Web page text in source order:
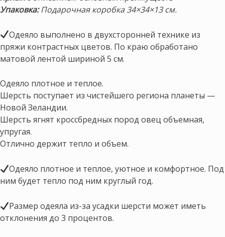
Упаковка:Подарочная коробка 34×34×13 см.
Одеяло выполнено в двухсторонней технике из
пряжи контрастных цветов. По краю обработано
матовой лентой шириной 5 см.
Одеяло плотное и теплое.
Шерсть поступает из чистейшего региона планеты —
Новой Зеландии.
Шерсть ягнят кроссбредных пород овец объемная,
упругая.
Отлично держит тепло и объем.
Одеяло плотное и теплое, уютное и комфортное. Под
ним будет тепло под ним круглый год.
Размер одеяла из-за усадки шерсти может иметь
отклонения до 3 процентов.